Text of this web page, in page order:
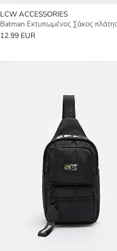
LCW ACCESSORIES
12.99 EUR